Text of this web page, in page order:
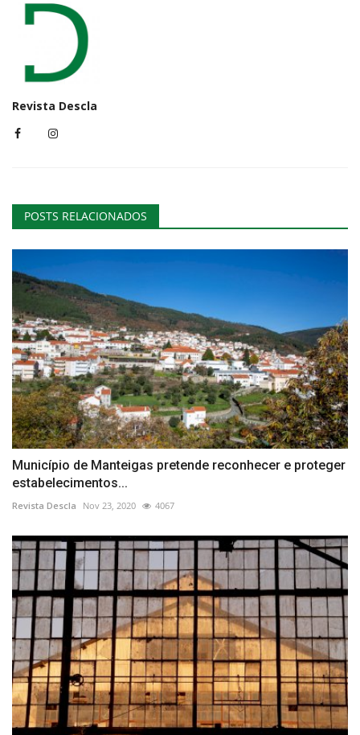
Revista Descla
POSTS RELACIONADOS
Município de Manteigas pretende reconhecer e proteger
estabelecimentos...
Revista Descla Nov 23, 2020 4067